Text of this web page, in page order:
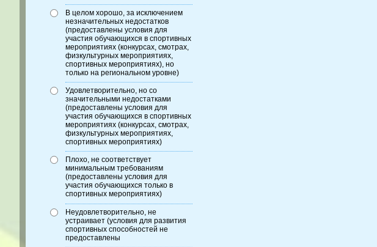
В целом хорошо, за исключением
незначительных недостатков
(предоставлены условия для
участия обучающихся в спортивных
мероприятиях (конкурсах, смотрах,
физкультурных мероприятиях,
спортивных мероприятиях), но
только на региональном уровне)
Удовлетворительно, но со
значительными недостатками
(предоставлены условия для
участия обучающихся в спортивных
мероприятиях (конкурсах, смотрах,
физкультурных мероприятиях,
спортивных мероприятиях)
Плохо, не соответствует
минимальным требованиям
(предоставлены условия для
участия обучающихся только в
спортивных мероприятиях)
Неудовлетворительно, не
устраивает (условия для развития
спортивных способностей не
предоставлены